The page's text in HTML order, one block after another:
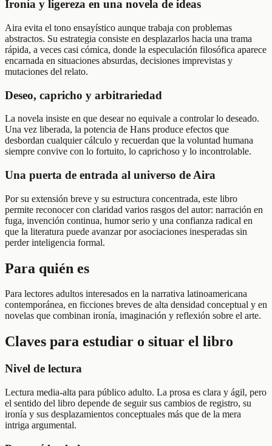
Ironía y ligereza en una novela de ideas
Aira evita el tono ensayístico aunque trabaja con problemas
abstractos. Su estrategia consiste en desplazarlos hacia una trama
rápida, a veces casi cómica, donde la especulación filosófica aparece
encarnada en situaciones absurdas, decisiones imprevistas y
mutaciones del relato.
Deseo, capricho y arbitrariedad
La novela insiste en que desear no equivale a controlar lo deseado.
Una vez liberada, la potencia de Hans produce efectos que
desbordan cualquier cálculo y recuerdan que la voluntad humana
siempre convive con lo fortuito, lo caprichoso y lo incontrolable.
Una puerta de entrada al universo de Aira
Por su extensión breve y su estructura concentrada, este libro
permite reconocer con claridad varios rasgos del autor: narración en
fuga, invención continua, humor serio y una confianza radical en
que la literatura puede avanzar por asociaciones inesperadas sin
perder inteligencia formal.
Para quién es
Para lectores adultos interesados en la narrativa latinoamericana
contemporánea, en ficciones breves de alta densidad conceptual y en
novelas que combinan ironía, imaginación y reflexión sobre el arte.
Claves para estudiar o situar el libro
Nivel de lectura
Lectura media-alta para público adulto. La prosa es clara y ágil, pero
el sentido del libro depende de seguir sus cambios de registro, su
ironía y sus desplazamientos conceptuales más que de la mera
intriga argumental.